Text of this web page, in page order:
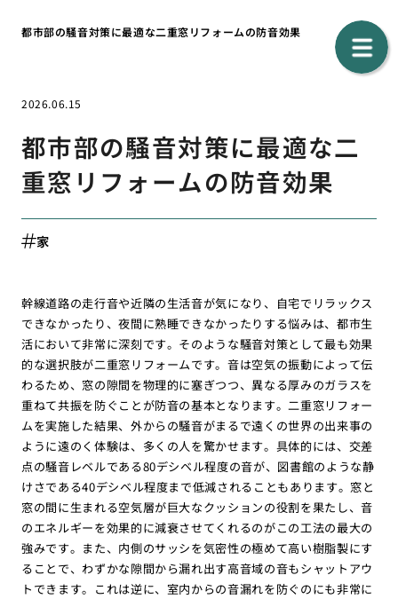
都市部の騒音対策に最適な二重窓リフォームの防音効果
2026.06.15
都市部の騒音対策に最適な二
重窓リフォームの防音効果
家
幹線道路の走行音や近隣の生活音が気になり、自宅でリラックス
できなかったり、夜間に熟睡できなかったりする悩みは、都市生
活において非常に深刻です。そのような騒音対策として最も効果
的な選択肢が二重窓リフォームです。音は空気の振動によって伝
わるため、窓の隙間を物理的に塞ぎつつ、異なる厚みのガラスを
重ねて共振を防ぐことが防音の基本となります。二重窓リフォー
ムを実施した結果、外からの騒音がまるで遠くの世界の出来事の
ように遠のく体験は、多くの人を驚かせます。具体的には、交差
点の騒音レベルである80デシベル程度の音が、図書館のような静
けさである40デシベル程度まで低減されることもあります。窓と
窓の間に生まれる空気層が巨大なクッションの役割を果たし、音
のエネルギーを効果的に減衰させてくれるのがこの工法の最大の
強みです。また、内側のサッシを気密性の極めて高い樹脂製にす
ることで、わずかな隙間から漏れ出す高音域の音もシャットアウ
トできます。これは逆に、室内からの音漏れを防ぐのにも非常に